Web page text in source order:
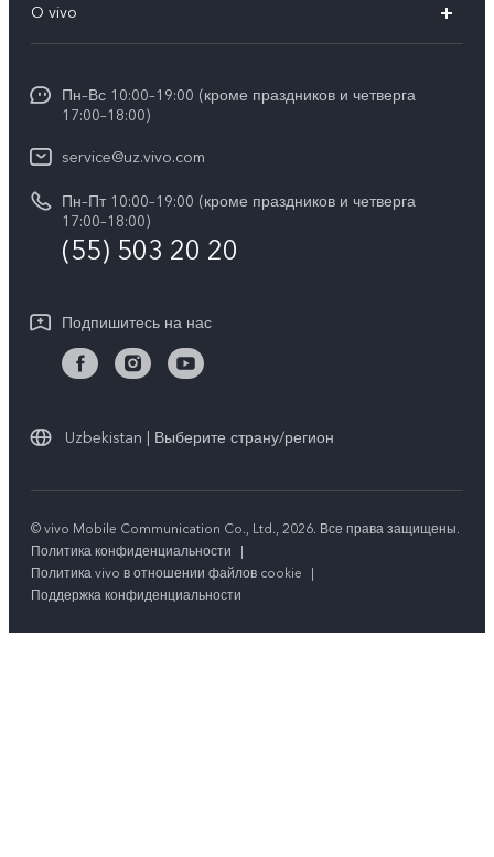
Y29
Funtouch OS
Сервисные центры
IMEI аутентификация
Обновление системы
Инструкции по гарантии vivo
O vivo
Пресс Центр
Карьера в vivo
Юридическая информация
О нас
Стабильность
Пн–Вс 10:00–19:00 (кроме праздников и четверга
17:00–18:00)
service@uz.vivo.com
Пн–Пт 10:00–19:00 (кроме праздников и четверга
17:00–18:00)
(55) 503 20 20
Подпишитесь на нас
Uzbekistan | Выберите страну/регион
© vivo Mobile Communication Co., Ltd., 2026. Все права защищены.
Политика конфиденциальности
|
Политика vivo в отношении файлов cookie
|
Поддержка конфиденциальности